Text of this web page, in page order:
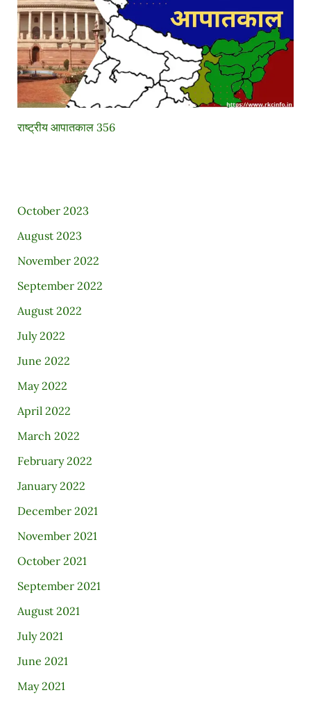
राष्ट्रीय आपातकाल 356
October 2023
August 2023
November 2022
September 2022
August 2022
July 2022
June 2022
May 2022
April 2022
March 2022
February 2022
January 2022
December 2021
November 2021
October 2021
September 2021
August 2021
July 2021
June 2021
May 2021